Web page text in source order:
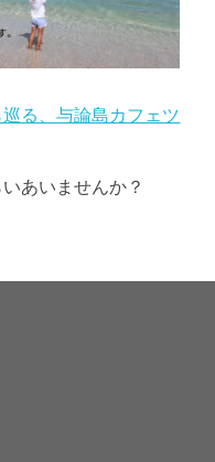
る、与論島カフェツ
あいませんか？